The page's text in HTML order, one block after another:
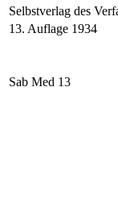
Selbstverlag des
13. Auflage 1934
Sab Med 13